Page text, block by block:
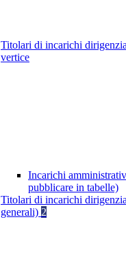
Titolari di incarichi
vertice
Incarichi
pubblicare in tabelle)
Titolari di incarichi
generali) 2